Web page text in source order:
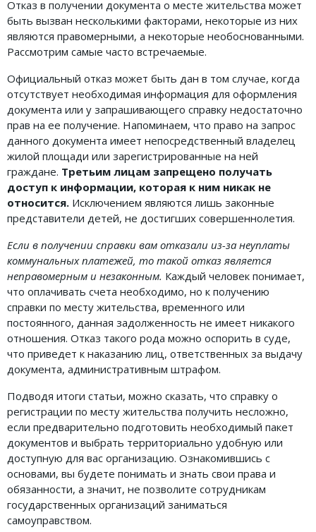
Отказ в получении документа о месте жительства может
быть вызван несколькими факторами, некоторые из них
являются правомерными, а некоторые необоснованными.
Рассмотрим самые часто встречаемые.
Официальный отказ может быть дан в том случае, когда
отсутствует необходимая информация для оформления
документа или у запрашивающего справку недостаточно
прав на ее получение. Напоминаем, что право на запрос
данного документа имеет непосредственный владелец
жилой площади или зарегистрированные на ней
граждане. Третьим лицам запрещено получать
доступ к информации, которая к ним никак не
относится. Исключением являются лишь законные
представители детей, не достигших совершеннолетия.
Если в получении справки вам отказали из-за неуплаты
коммунальных платежей, то такой отказ является
неправомерным и незаконным. Каждый человек понимает,
что оплачивать счета необходимо, но к получению
справки по месту жительства, временного или
постоянного, данная задолженность не имеет никакого
отношения. Отказ такого рода можно оспорить в суде,
что приведет к наказанию лиц, ответственных за выдачу
документа, административным штрафом.
Подводя итоги статьи, можно сказать, что справку о
регистрации по месту жительства получить несложно,
если предварительно подготовить необходимый пакет
документов и выбрать территориально удобную или
доступную для вас организацию. Ознакомившись с
основами, вы будете понимать и знать свои права и
обязанности, а значит, не позволите сотрудникам
государственных организаций заниматься
самоуправством.